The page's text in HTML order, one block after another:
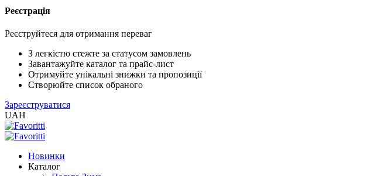
Реєстрація
Реєструйтеся для отримання переваг
З легкістю стежте за статусом замовлень
Завантажуйте каталог та прайс-лист
Отримуйте унікальні знижки та пропозиції
Створюйте список обраного
Зареєструватися
UAH
Новинки
Каталог
/
2005
(Розн.)
/
EXCEL
2005
(Опт)
XLSX